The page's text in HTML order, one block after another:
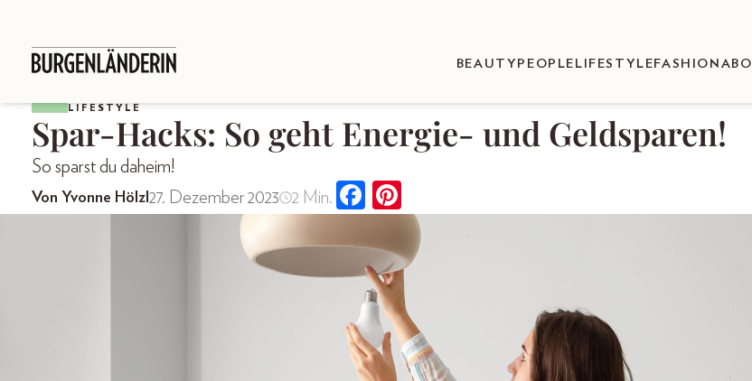
BEAUTY PEOPLE LIFESTYLEFASHION ABO
LIFESTYLE
Spar-Hacks: So geht Energie- und Geldsparen!
So sparst du daheim!
Von Yvonne Hölzl 27. Dezember 2023 2 Min.